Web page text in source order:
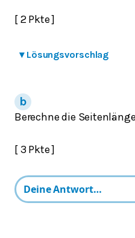
[ 2 Pkte ]
▾ Lösungsvorschlag
Berechne die
[ 3 Pkte ]